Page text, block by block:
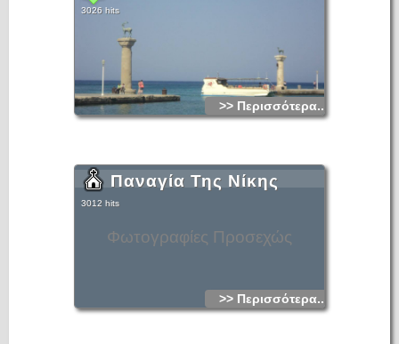
3026 hits
>> Περισσότερα...
Φωτογραφίες Προσεχώς
Παναγία Της Νίκης
3012 hits
>> Περισσότερα...